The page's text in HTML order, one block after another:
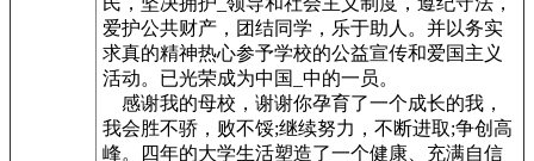
爱护公共财产，团结同学，乐于助人。并以务实
求真的精神热心参予学校的公益宣传和爱国主义
活动。已光荣成为中国_中的一员。
感谢我的母校，谢谢你孕育了一个成长的我，
我会胜不骄，败不馁;继续努力，不断进取;争创高
峰。四年的大学生活塑造了一个健康、充满自信